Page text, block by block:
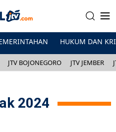
HUKUM DAN
JTV BOJONEGORO JTV JEMBER
2024